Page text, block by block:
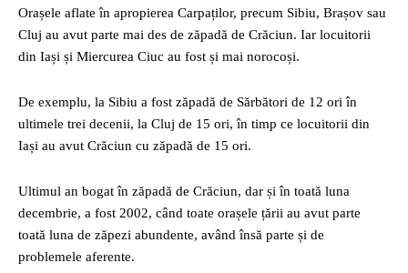
Orașele aflate în apropierea Carpaților, precum Sibiu, Brașov sau
Cluj au avut parte mai des de zăpadă de Crăciun. Iar locuitorii
din Iași și Miercurea Ciuc au fost și mai norocoși.
De exemplu, la Sibiu a fost zăpadă de Sărbători de 12 ori în
ultimele trei decenii, la Cluj de 15 ori, în timp ce locuitorii din
Iași au avut Crăciun cu zăpadă de 15 ori.
Ultimul an bogat în zăpadă de Crăciun, dar și în toată luna
decembrie, a fost 2002, când toate orașele țării au avut parte
toată luna de zăpezi abundente, având însă parte și de
problemele aferente.